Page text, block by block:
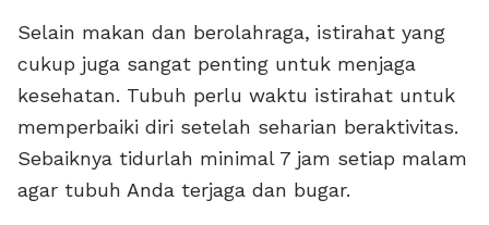
Selain makan dan berolahraga, istirahat yang
cukup juga sangat penting untuk menjaga
kesehatan. Tubuh perlu waktu istirahat untuk
memperbaiki diri setelah seharian beraktivitas.
Sebaiknya tidurlah minimal 7 jam setiap malam
agar tubuh Anda terjaga dan bugar.